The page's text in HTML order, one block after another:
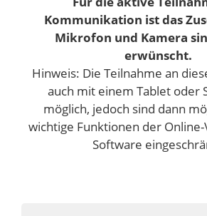
Kommunikation ist das
Mikrofon und Kamera
erwünscht.
Hinweis: Die Teilnahme an
auch mit einem Tablet oder
möglich, jedoch sind dann
wichtige Funktionen der
Software